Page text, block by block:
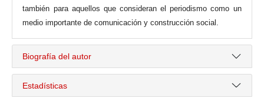
también para aquellos que consideran el periodismo como un
medio importante de comunicación y construcción social.
Biografía del autor
Estadísticas